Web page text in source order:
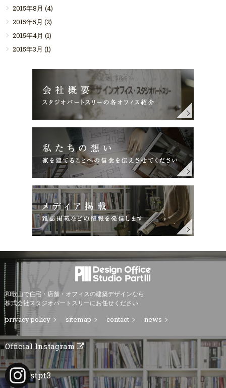
2015年8月 (4)
2015年5月 (2)
2015年4月 (1)
2015年3月 (1)
和歌山で住宅・店舗・オフィスの建築デザインなら
株式会社スタジオパートスリーにお任せください
privacy policy sitemap contact news
Official Instagram
stpt3